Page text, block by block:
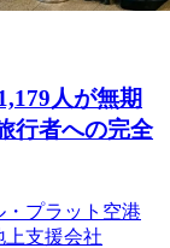
人が無期
行者への完全
プラット空港
上支援会社